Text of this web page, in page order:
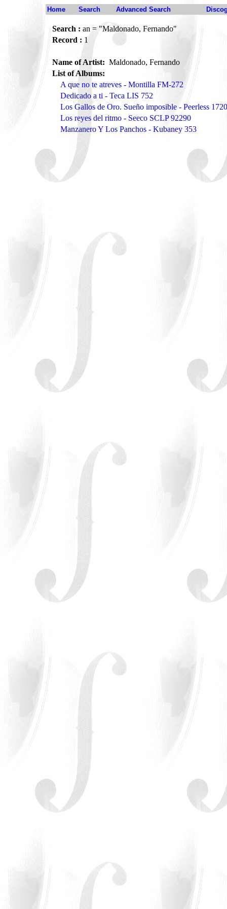
Home Search Advanced Search
Search : an = "Maldonado, Fernando"
Record : 1
Name of Artist: Maldonado, Fernando
List of Albums:
A que no te atreves - Montilla FM-272
Dedicado a ti - Teca LIS 752
Los Gallos de Oro. Sueño imposible - Peerless 1720
Los reyes del ritmo - Seeco SCLP 92290
Manzanero Y Los Panchos - Kubaney 353